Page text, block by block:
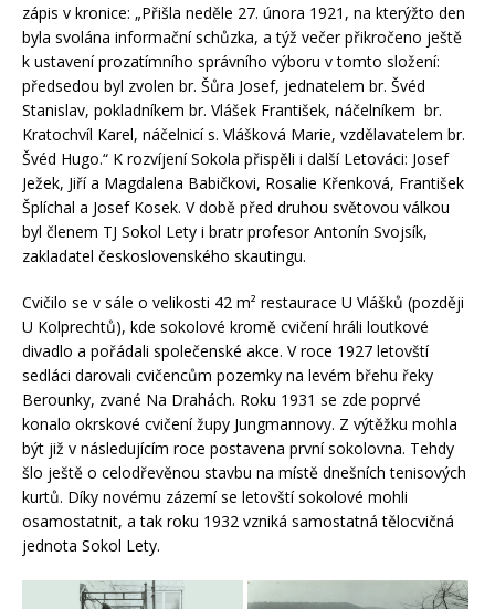
zápis v kronice: „Přišla neděle 27. února 1921, na kterýžto den
byla svolána informační schůzka, a týž večer přikročeno ještě
k ustavení prozatímního správního výboru v tomto složení:
předsedou byl zvolen br. Šůra Josef, jednatelem br. Švéd
Stanislav, pokladníkem br. Vlášek František, náčelníkem br.
Kratochvíl Karel, náčelnicí s. Vlášková Marie, vzdělavatelem br.
Švéd Hugo.“ K rozvíjení Sokola přispěli i další Letováci: Josef
Ježek, Jiří a Magdalena Babičkovi, Rosalie Křenková, František
Šplíchal a Josef Kosek. V době před druhou světovou válkou
byl členem TJ Sokol Lety i bratr profesor Antonín Svojsík,
zakladatel československého skautingu.
Cvičilo se v sále o velikosti 42 m² restaurace U Vlášků (později
U Kolprechtů), kde sokolové kromě cvičení hráli loutkové
divadlo a pořádali společenské akce. V roce 1927 letovští
sedláci darovali cvičencům pozemky na levém břehu řeky
Berounky, zvané Na Drahách. Roku 1931 se zde poprvé
konalo okrskové cvičení župy Jungmannovy. Z výtěžku mohla
být již v následujícím roce postavena první sokolovna. Tehdy
šlo ještě o celodřevěnou stavbu na místě dnešních tenisových
kurtů. Díky novému zázemí se letovští sokolové mohli
osamostatnit, a tak roku 1932 vzniká samostatná tělocvičná
jednota Sokol Lety.